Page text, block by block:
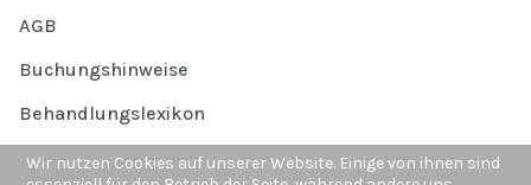
AGB
Buchungshinweise
Behandlungslexikon
Häufige Fragen
Wir nutzen Cookies auf unserer Website. Einige von ihnen sind